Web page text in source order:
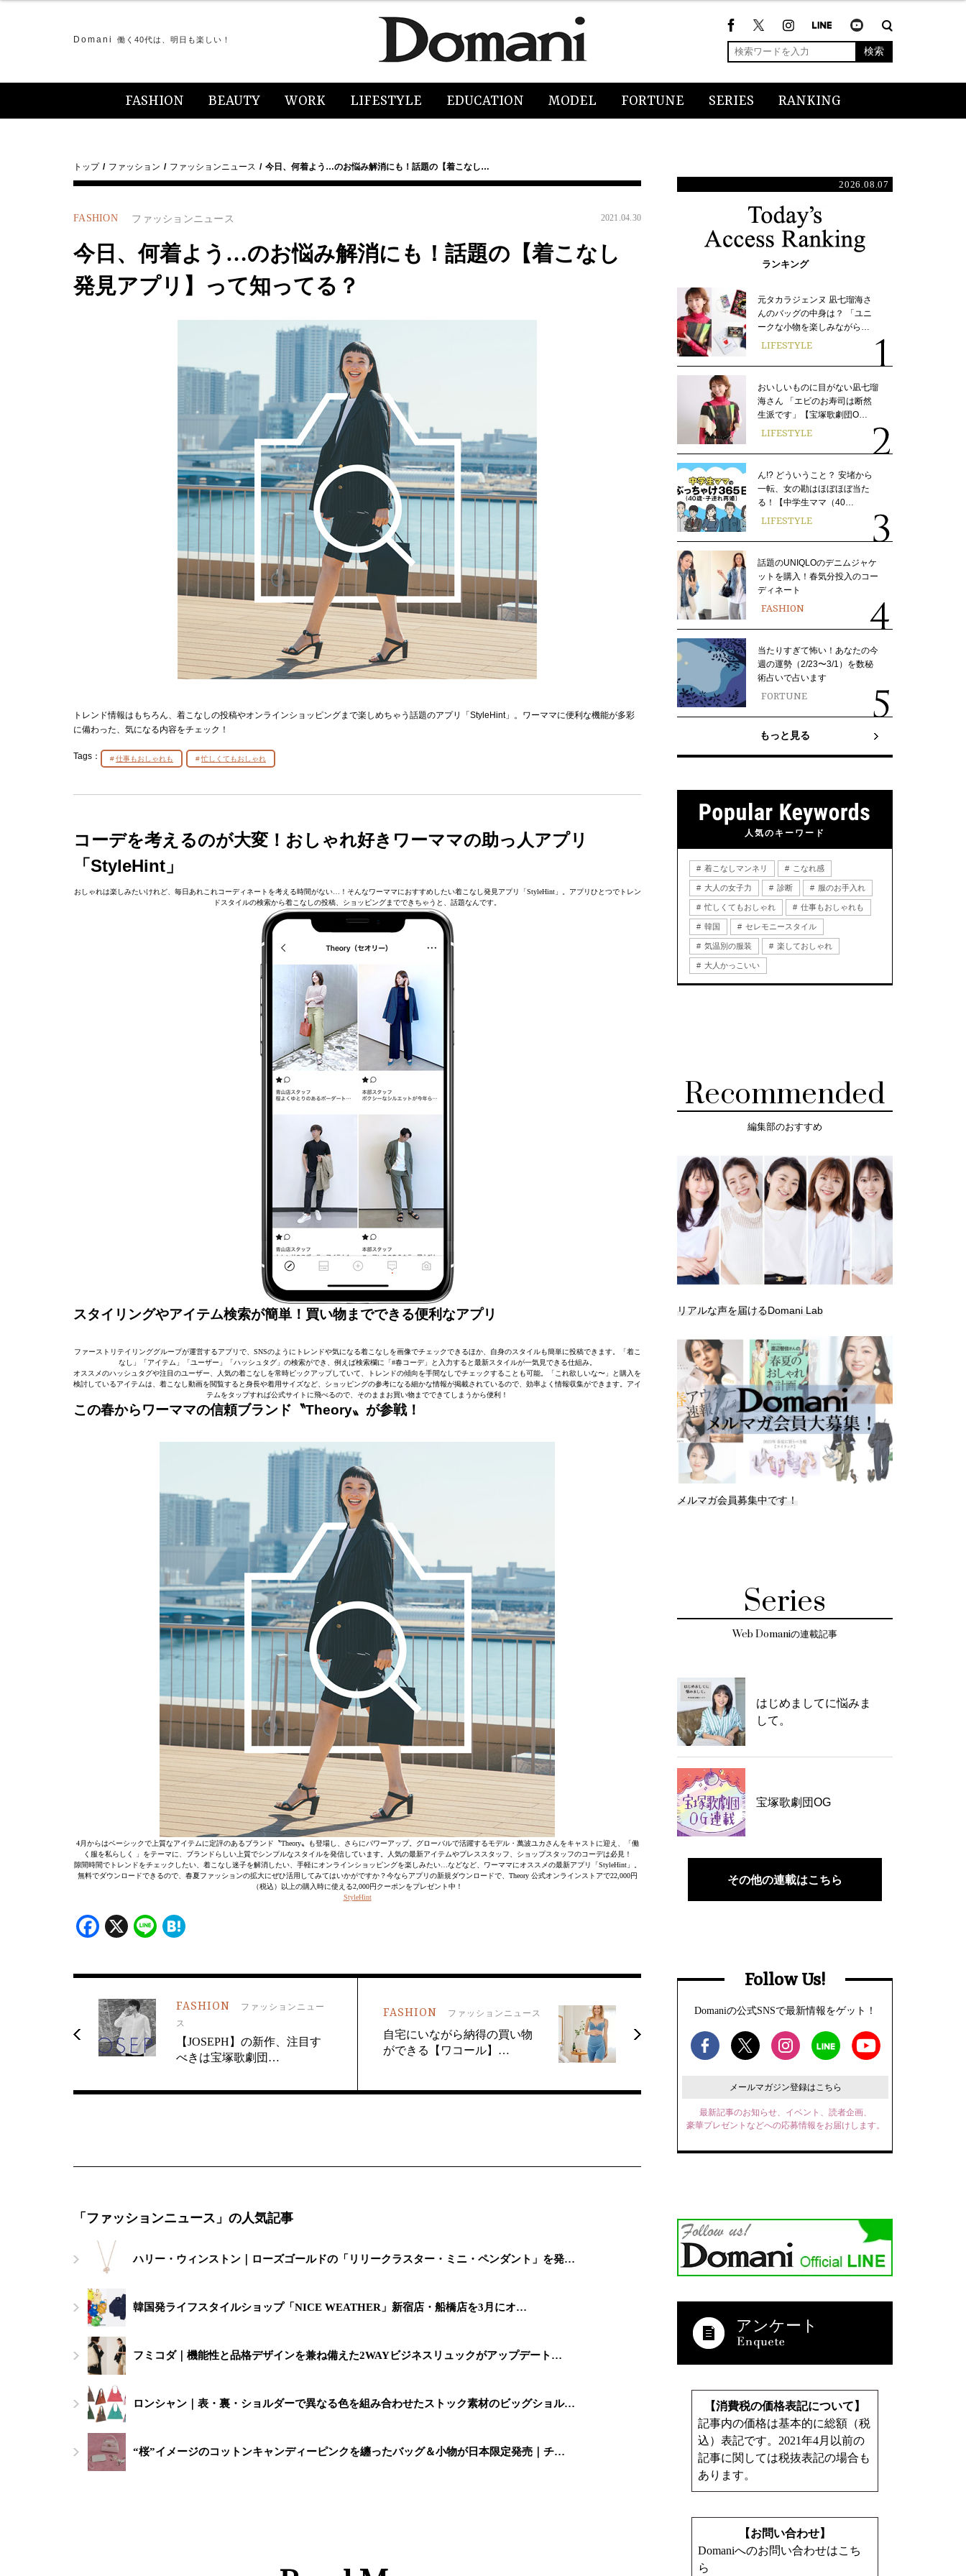
Domani 働く40代は、明日も楽しい！
検索
FASHION BEAUTY WORK LIFESTYLE EDUCATION MODEL FORTUNE SERIES RANKING
トップ ファッション ファッションニュース 今日、何着よう…のお悩み解消にも！話題の【着こなし…
FASHION ファッションニュース 2021.04.30
今日、何着よう…のお悩み解消にも！話題の【着こなし
発見アプリ】って知ってる？
トレンド情報はもちろん、着こなしの投稿やオンラインショッピングまで楽しめちゃう話題のアプリ「StyleHint」。ワーママに便利な機能が多彩
に備わった、気になる内容をチェック！
Tags： 仕事もおしゃれも 忙しくてもおしゃれ
コーデを考えるのが大変！おしゃれ好きワーママの助っ人アプリ
「StyleHint」
おしゃれは楽しみたいけれど、毎日あれこれコーディネートを考える時間がない…！そんなワーママにおすすめしたい着こなし発見アプリ「StyleHint」。アプリひとつでトレン
ドスタイルの検索から着こなしの投稿、ショッピングまでできちゃうと、話題なんです。
スタイリングやアイテム検索が簡単！買い物までできる便利なアプリ
ファーストリテイリンググループが運営するアプリで、SNSのようにトレンドや気になる着こなしを画像でチェックできるほか、自身のスタイルも簡単に投稿できます。「着こ
なし」「アイテム」「ユーザー」「ハッシュタグ」の検索ができ、例えば検索欄に「#春コーデ」と入力すると最新スタイルが一気見できる仕組み。
オススメのハッシュタグや注目のユーザー、人気の着こなしを常時ピックアップしていて、トレンドの傾向を手間なしでチェックすることも可能。「これ欲しいな〜」と購入を
検討しているアイテムは、着こなし動画を閲覧すると身長や着用サイズなど、ショッピングの参考になる細かな情報が掲載されているので、効率よく情報収集ができます。アイ
テムをタップすれば公式サイトに飛べるので、そのままお買い物までできてしまうから便利！
この春からワーママの信頼ブランド〝Theory〟が参戦！
4月からはベーシックで上質なアイテムに定評のあるブランド〝Theory〟も登場し、さらにパワーアップ。グローバルで活躍するモデル・萬波ユカさんをキャストに迎え、「働
く服を私らしく 」をテーマに、ブランドらしい上質でシンプルなスタイルを発信しています。人気の最新アイテムやプレススタッフ、ショップスタッフのコーデは必見！
隙間時間でトレンドをチェックしたい、着こなし迷子を解消したい、手軽にオンラインショッピングを楽しみたい…などなど、ワーママにオススメの最新アプリ「StyleHint」。
無料でダウンロードできるので、春夏ファッションの拡大にぜひ活用してみてはいかがですか？今ならアプリの新規ダウンロードで、Theory 公式オンラインストアで22,000円
（税込）以上の購入時に使える2,000円クーポンをプレゼント中！
StyleHint
Facebook
X Line
FASHION
ファッションニュー
ス
【JOSEPH】の新作、注目す
べきは宝塚歌劇団…
FASHION ファッションニュース
自宅にいながら納得の買い物
ができる【ワコール】…
「ファッションニュース」の人気記事
ハリー・ウィンストン｜ローズゴールドの「リリークラスター・ミニ・ペンダント」を発…
韓国発ライフスタイルショップ「NICE WEATHER」新宿店・船橋店を3月にオ…
フミコダ｜機能性と品格デザインを兼ね備えた2WAYビジネスリュックがアップデート…
ロンシャン｜表・裏・ショルダーで異なる色を組み合わせたストック素材のビッグショル…
“桜”イメージのコットンキャンディーピンクを纏ったバッグ＆小物が日本限定発売｜チ…
2026.08.07
ランキング
元タカラジェンヌ 凪七瑠海さ
んのバッグの中身は？ 「ユニ
ークな小物を楽しみながら…
LIFESTYLE
おいしいものに目がない凪七瑠
海さん 「エビのお寿司は断然
生派です」【宝塚歌劇団O…
LIFESTYLE
ん!? どういうこと？ 安堵から
一転、女の勘はほぼほぼ当た
る！【中学生ママ（40…
LIFESTYLE
話題のUNIQLOのデニムジャケ
ットを購入！春気分投入のコー
ディネート
FASHION
当たりすぎて怖い！あなたの今
週の運勢（2/23〜3/1）を数秘
術占いで占います
FORTUNE
もっと見る
人気のキーワード
着こなしマンネリ こなれ感
大人の女子力 診断 服のお手入れ
忙しくてもおしゃれ 仕事もおしゃれも
韓国 セレモニースタイル
気温別の服装 楽しておしゃれ
大人かっこいい
Recommended
編集部のおすすめ
リアルな声を届けるDomani Lab
メルマガ会員募集中です！
Series
Web Domaniの連載記事
はじめましてに悩みま
して。
宝塚歌劇団OG
その他の連載はこちら
Follow Us!
Domaniの公式SNSで最新情報をゲット！
メールマガジン登録はこちら
最新記事のお知らせ、イベント、読者企画、
豪華プレゼントなどへの応募情報をお届けします。
アンケート
【消費税の価格表記について】
記事内の価格は基本的に総額（税
込）表記です。2021年4月以前の
記事に関しては税抜表記の場合も
あります。
【お問い合わせ】
Domaniへのお問い合わせはこち
ら